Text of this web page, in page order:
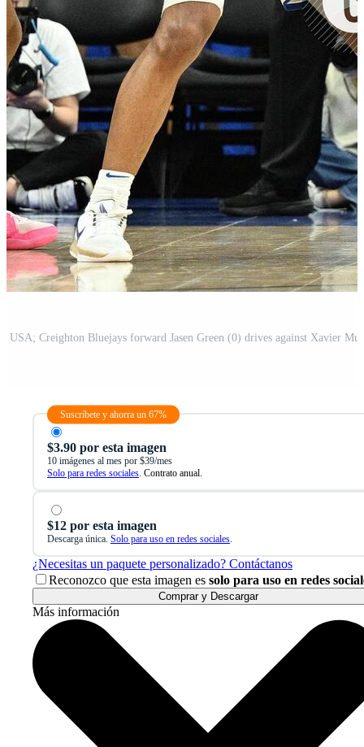
Suscríbete y ahorra un 67%
$3.90 por esta imagen
10 imágenes al mes por $39/mes
Solo para redes sociales. Contrato anual.
$12 por esta imagen
Descarga única. Solo para uso en redes sociales.
¿Necesitas un paquete personalizado? Contáctanos
Reconozco que esta imagen es solo para uso en redes
Comprar y Descargar
Más información